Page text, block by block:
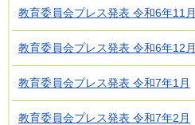
教育委員会プレス発表 令和6年11月
教育委員会プレス発表 令和6年12月
教育委員会プレス発表 令和7年1月
教育委員会プレス発表 令和7年2月